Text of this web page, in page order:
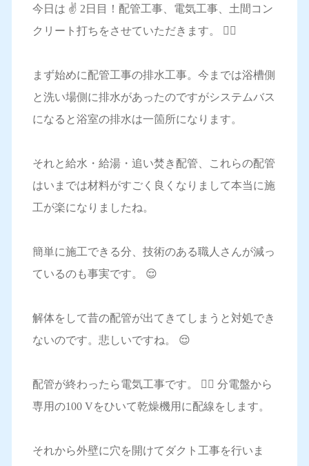
今日は ✌️ 2日目！配管工事、電気工事、土間コン
クリート打ちをさせていただきます。 👷‍♂️
まず始めに配管工事の排水工事。今までは浴槽側
と洗い場側に排水があったのですがシステムバス
になると浴室の排水は一箇所になります。
それと給水・給湯・追い焚き配管、これらの配管
はいまでは材料がすごく良くなりまして本当に施
工が楽になりましたね。
簡単に施工できる分、技術のある職人さんが減っ
ているのも事実です。 😌
解体をして昔の配管が出てきてしまうと対処でき
ないのです。悲しいですね。 😌
配管が終わったら電気工事です。 👷‍♂️ 分電盤から
専用の100 Vをひいて乾燥機用に配線をします。
それから外壁に穴を開けてダクト工事を行いま